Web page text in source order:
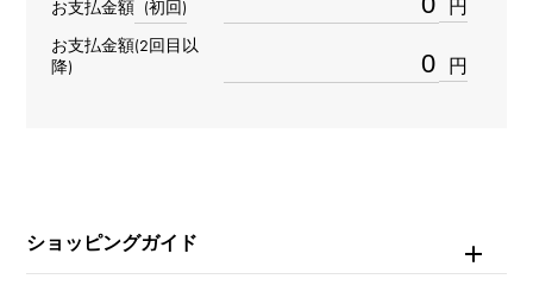
メンズ
ブレスサイズ
自動巻き
お支払金額 (初回) 円
お支払金額(2回目以
降)
円
ショッピングガイド